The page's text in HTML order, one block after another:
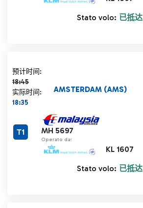
Stato volo: 已抵达
预计时间:
18:45
计划时间 18:45 删除线
实际时间:
18:35
MH 5697
Operato da:
KL 1607
AMSTERDAM (AMS)
T1
Stato volo: 已抵达